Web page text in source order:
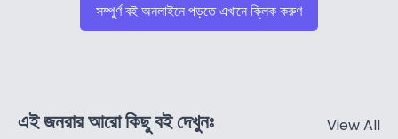
সম্পুর্ণ বই অনলাইনে পড়তে এখানে ক্লিক করুণ
এই জনরার আরো কিছু বই দেখুনঃ View All